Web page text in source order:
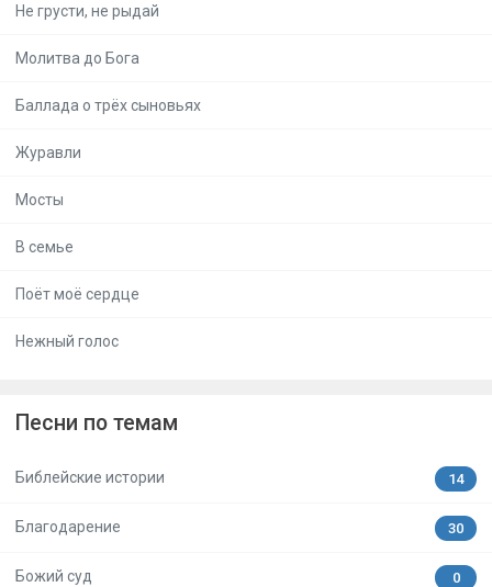
Не грусти, не рыдай
Молитва до Бога
Баллада о трёх сыновьях
Журавли
Мосты
В семье
Поёт моё сердце
Нежный голос
Песни по темам
Библейские истории 14
Благодарение 30
Божий суд 0